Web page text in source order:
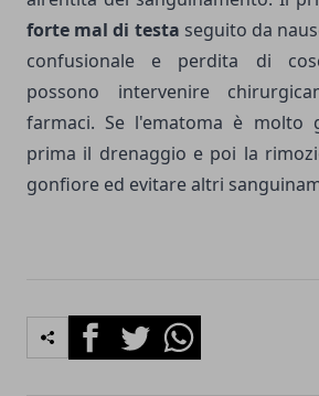
forte mal di testa seguito da
confusionale e perdita di
possono intervenire
farmaci. Se l'ematoma è molto
prima il drenaggio e poi la
gonfiore ed evitare altri
FacebookTwitterWhatsapp